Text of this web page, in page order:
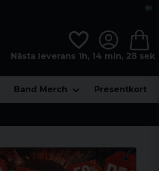
Nästa leverans 1h, 14 min, 26 sek
Band Merch Presentkort